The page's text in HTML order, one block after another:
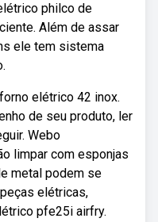
philco de
Além de assar
ele tem sistema
elétrico 42 inox.
de seu produto, ler
Webo
limpar com esponjas
metal podem se
elétricas,
pfe25i airfry.